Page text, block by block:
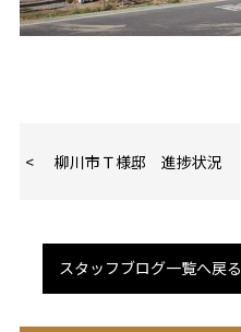
柳川市Ｔ様邸 進捗状況
スタッフブログ一覧へ戻る